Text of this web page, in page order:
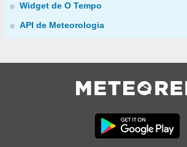
Widget de O Tempo
API de Meteorologia